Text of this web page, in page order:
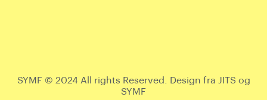
SYMF © 2024 All rights Reserved. Design fra JITS og
SYMF